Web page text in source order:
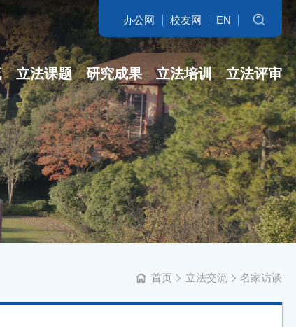
办公网 校友网 EN
搜索
谈
录
育
立法课题
省哲社课题
省新型智库课...
立法委托课题
智库自设课题
研究成果
立法研究参考
专著
立法培训
开班盛况
培训交流
立法评审
首页 立法交流 名家访谈